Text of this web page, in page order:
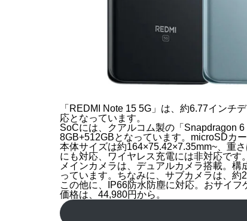
「REDMI Note 15 5G」は、約6.77インチ
応となっています。
SoCには、クアルコム製の「Snapdragon
8GB+512GBとなっています。microSDカ
本体サイズは約164×75.42×7.35mm~、重
にも対応、ワイヤレス充電には非対応です。
メインカメラは、デュアルカメラ搭載。
っています。ちなみに、サブカメラは、約
この他に、IP66防水防塵に対応。おサイ
価格は、44,980円から。